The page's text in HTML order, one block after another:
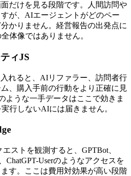
だけを見る段階です。人間訪問や
が、AIエージェントがどのペー
かりません。経営報告の出発点に
体像ではありません。
ィJS
れると、AIリファラー、訪問者行
、購入手前の行動をより正確に見
ような一手データはここで効きま
行しないAIには届きません。
ストを観測すると、GPTBot、
ChatGPT-Userのようなアクセスを
す。ここは費用対効果が高い段階